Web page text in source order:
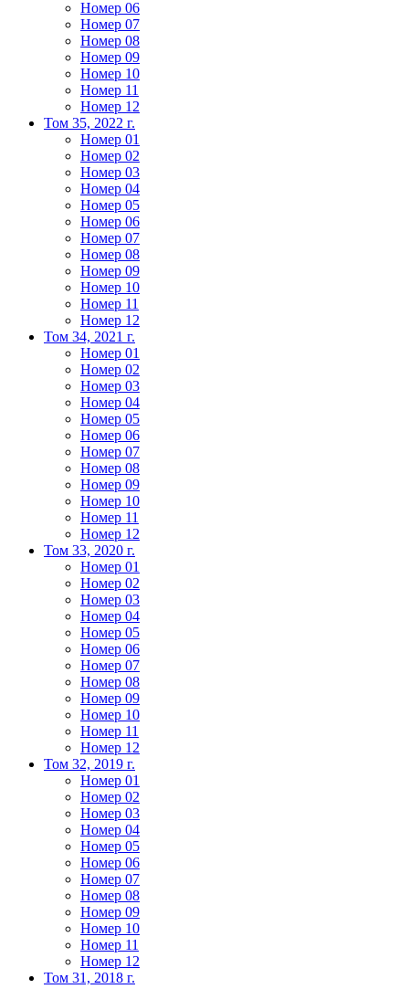
Номер 06
Номер 07
Номер 08
Номер 09
Номер 10
Номер 11
Номер 12
Том 35, 2022 г.
Номер 01
Номер 02
Номер 03
Номер 04
Номер 05
Номер 06
Номер 07
Номер 08
Номер 09
Номер 10
Номер 11
Номер 12
Том 34, 2021 г.
Номер 01
Номер 02
Номер 03
Номер 04
Номер 05
Номер 06
Номер 07
Номер 08
Номер 09
Номер 10
Номер 11
Номер 12
Том 33, 2020 г.
Номер 01
Номер 02
Номер 03
Номер 04
Номер 05
Номер 06
Номер 07
Номер 08
Номер 09
Номер 10
Номер 11
Номер 12
Том 32, 2019 г.
Номер 01
Номер 02
Номер 03
Номер 04
Номер 05
Номер 06
Номер 07
Номер 08
Номер 09
Номер 10
Номер 11
Номер 12
Том 31, 2018 г.